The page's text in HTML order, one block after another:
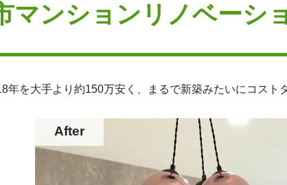
マンションリノベーシ
年を大手より約150万安く、まるで新築みたいにコスト
After